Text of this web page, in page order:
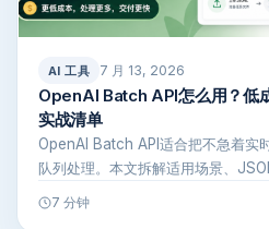
AI 工具 7 月 13, 2026
OpenAI Batch API怎么用？低
实战清单
OpenAI Batch API适合把不急着实
队列处理。本文拆解适用场景、
7 分钟